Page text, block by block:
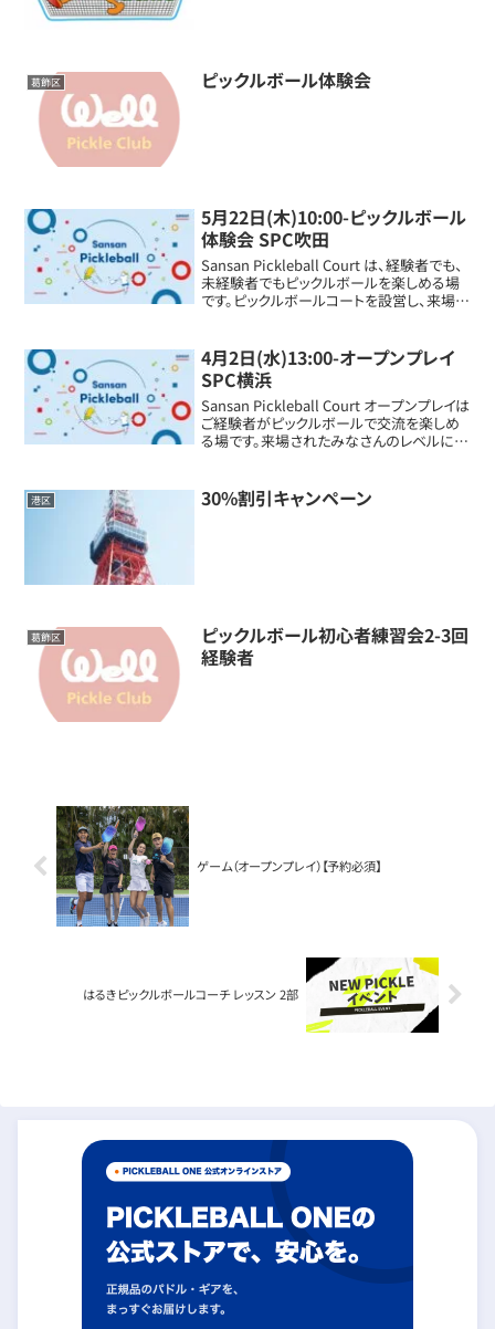
葛飾区 ピックルボール体験会
5月22日(木)10:00-ピックルボール
体験会 SPC吹田
Sansan Pickleball Court は、経験者でも、
未経験者でもピックルボールを楽しめる場
です。ピックルボールコートを設営し、来場さ
い方、何か始めてみ...
4月2日(水)13:00-オープンプレイ
SPC横浜
Sansan Pickleball Court オープンプレイは
ご経験者がピックルボールで交流を楽しめ
る場です。来場されたみなさんのレベルに合
いながら、次のステ...
港区 30%割引キャンペーン
葛飾区
ピックルボール初心者練習会2-3回
経験者
ゲーム（オープンプレイ）【予約必須】
はるきピックルボールコーチ レッスン 2部